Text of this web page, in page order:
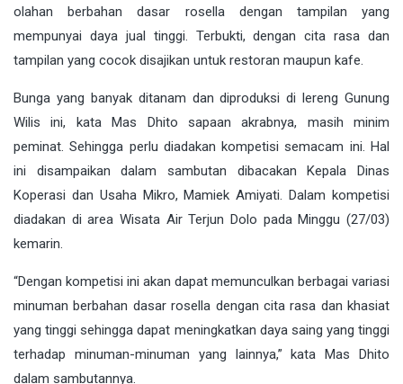
olahan berbahan dasar rosella dengan tampilan yang
mempunyai daya jual tinggi. Terbukti, dengan cita rasa dan
tampilan yang cocok disajikan untuk restoran maupun kafe.
Bunga yang banyak ditanam dan diproduksi di lereng Gunung
Wilis ini, kata Mas Dhito sapaan akrabnya, masih minim
peminat. Sehingga perlu diadakan kompetisi semacam ini. Hal
ini disampaikan dalam sambutan dibacakan Kepala Dinas
Koperasi dan Usaha Mikro, Mamiek Amiyati. Dalam kompetisi
diadakan di area Wisata Air Terjun Dolo pada Minggu (27/03)
kemarin.
“Dengan kompetisi ini akan dapat memunculkan berbagai variasi
minuman berbahan dasar rosella dengan cita rasa dan khasiat
yang tinggi sehingga dapat meningkatkan daya saing yang tinggi
terhadap minuman-minuman yang lainnya,” kata Mas Dhito
dalam sambutannya.